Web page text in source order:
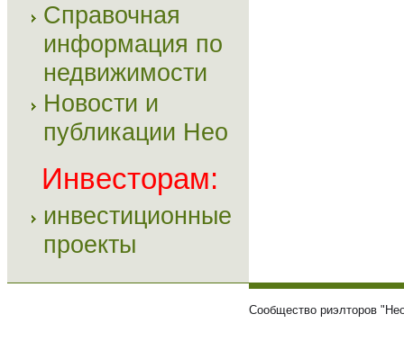
Справочная
информация по
недвижимости
Новости и
публикации Нео
Инвесторам:
инвестиционные
проекты
Сообщество риэлторов